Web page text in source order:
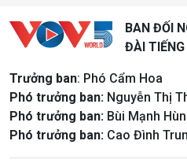
BAN ĐỐI
ĐÀI
Trưởng ban: Phó Cẩm Hoa
Phó trưởng ban: Nguyễn Thị
Phó trưởng ban: Bùi Mạnh
Phó trưởng ban: Cao Đình